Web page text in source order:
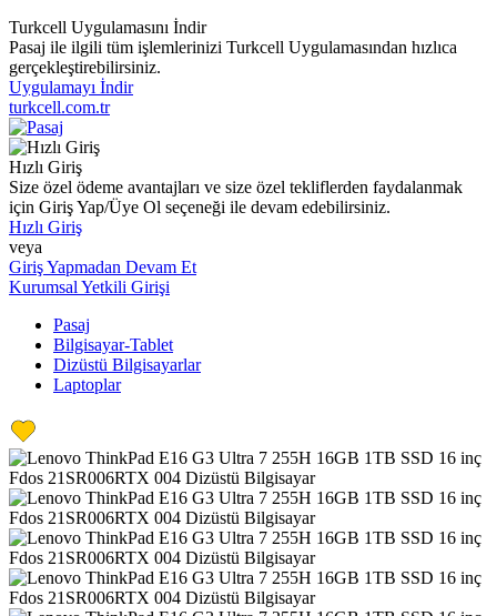
Turkcell Uygulamasını İndir
Pasaj ile ilgili tüm işlemlerinizi Turkcell Uygulamasından hızlıca
gerçekleştirebilirsiniz.
Uygulamayı İndir
turkcell.com.tr
Hızlı Giriş
Size özel ödeme avantajları ve size özel tekliflerden faydalanmak
için Giriş Yap/Üye Ol seçeneği ile devam edebilirsiniz.
Hızlı Giriş
veya
Giriş Yapmadan Devam Et
Kurumsal Yetkili Girişi
Pasaj
Bilgisayar-Tablet
Dizüstü Bilgisayarlar
Laptoplar